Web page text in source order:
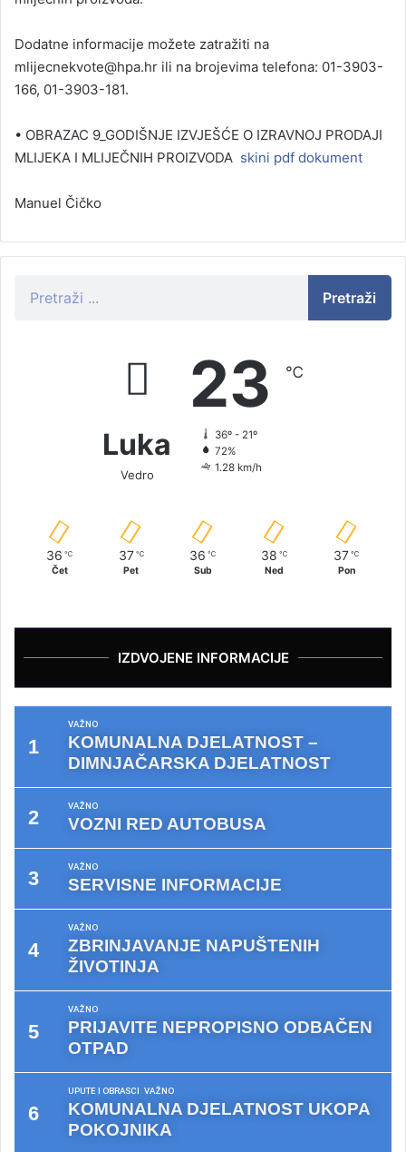
Dodatne informacije možete zatražiti na
mlijecnekvote@hpa.hr ili na brojevima telefona: 01-3903-
166, 01-3903-181.
• OBRAZAC 9_GODIŠNJE IZVJEŠĆE O IZRAVNOJ PRODAJI
MLIJEKA I MLIJEČNIH PROIZVODA skini pdf dokument
Manuel Čičko
Pretraži
Luka
Vedro
23 ℃
36º - 21º
72%
1.28 km/h
36 ℃
Čet
37 ℃
Pet
36 ℃
Sub
38 ℃
Ned
37 ℃
Pon
IZDVOJENE INFORMACIJE
VAŽNO
KOMUNALNA DJELATNOST –
DIMNJAČARSKA DJELATNOST
VAŽNO
VOZNI RED AUTOBUSA
VAŽNO
SERVISNE INFORMACIJE
VAŽNO
ZBRINJAVANJE NAPUŠTENIH
ŽIVOTINJA
VAŽNO
PRIJAVITE NEPROPISNO ODBAČEN
OTPAD
UPUTE I OBRASCI VAŽNO
KOMUNALNA DJELATNOST UKOPA
POKOJNIKA